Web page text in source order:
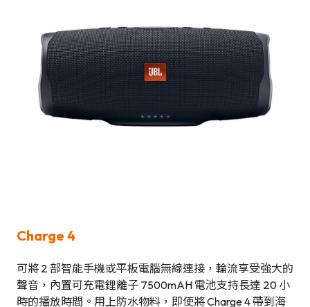
Charge 4
可將 2 部智能手機或平板電腦無線連接，輪流享受強大的
聲音，內置可充電鋰離子 7500mAH 電池支持長達 20 小
時的播放時間。用上防水物料，即使將 Charge 4 帶到海